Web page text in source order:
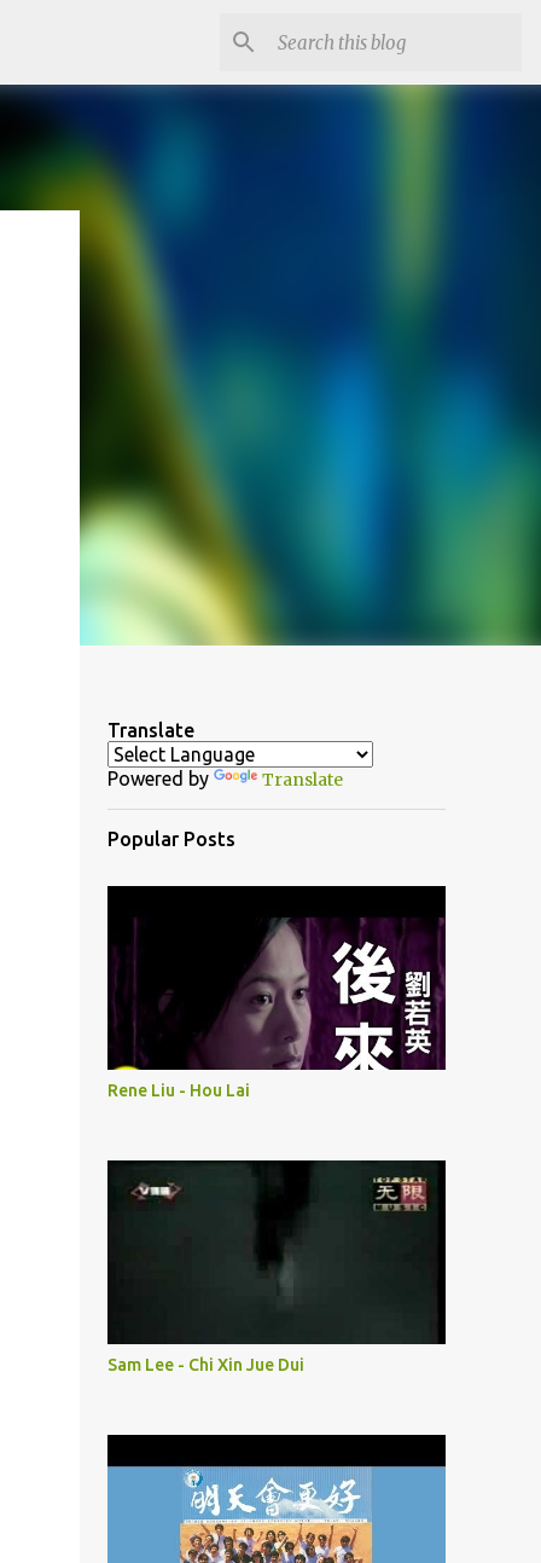
Translate
Powered by Translate
Popular Posts
Rene Liu - Hou Lai
Sam Lee - Chi Xin Jue Dui